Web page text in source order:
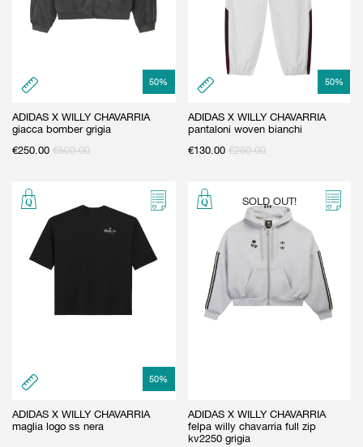
GIFT CARD
BEAUTY & HOME
50%
ADIDAS X WILLY CHAVARRIA
giacca bomber grigia
€250.00 €500.00
50%
ADIDAS X WILLY CHAVARRIA
pantaloni woven bianchi
€130.00 €260.00
50%
ADIDAS X WILLY CHAVARRIA
maglia logo ss nera
SOLD OUT!
ADIDAS X WILLY CHAVARRIA
felpa willy chavarria full zip
kv2250 grigia